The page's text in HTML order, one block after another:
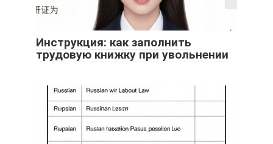
Инструкция: как заполнить
трудовую книжку при увольнении